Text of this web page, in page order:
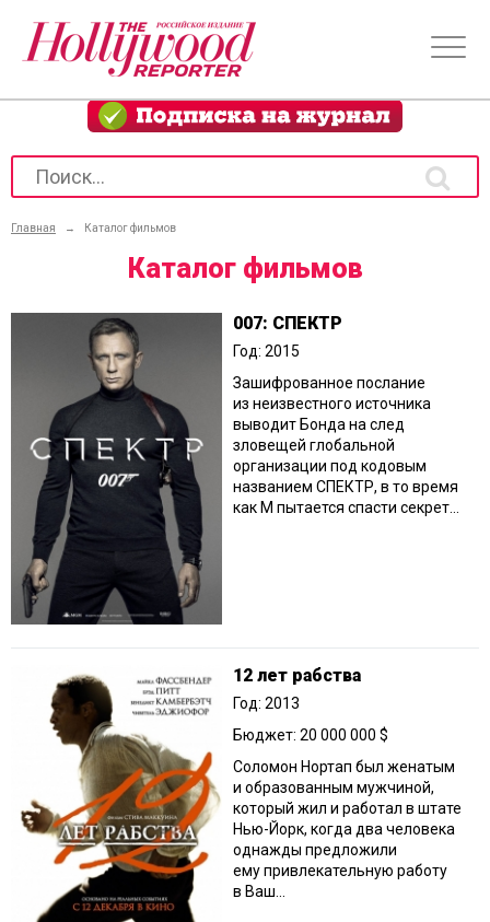
Главная → Каталог фильмов
Каталог фильмов
007: СПЕКТР
Год: 2015
Зашифрованное послание
из неизвестного источника
выводит Бонда на след
зловещей глобальной
организации под кодовым
названием СПЕКТР, в то время
как М пытается спасти секрет...
12 лет рабства
Год: 2013
Бюджет: 20 000 000 $
Соломон Нортап был женатым
и образованным мужчиной,
который жил и работал в штате
Нью-Йорк, когда два человека
однажды предложили
ему привлекательную работу
в Ваш...